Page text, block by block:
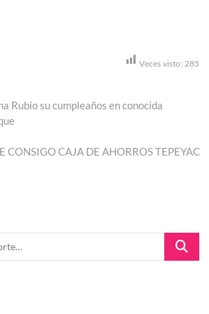
Veces visto: 285
Rubio su cumpleaños en conocida
CONSIGO CAJA DE AHORROS TEPEYAC
Buscar